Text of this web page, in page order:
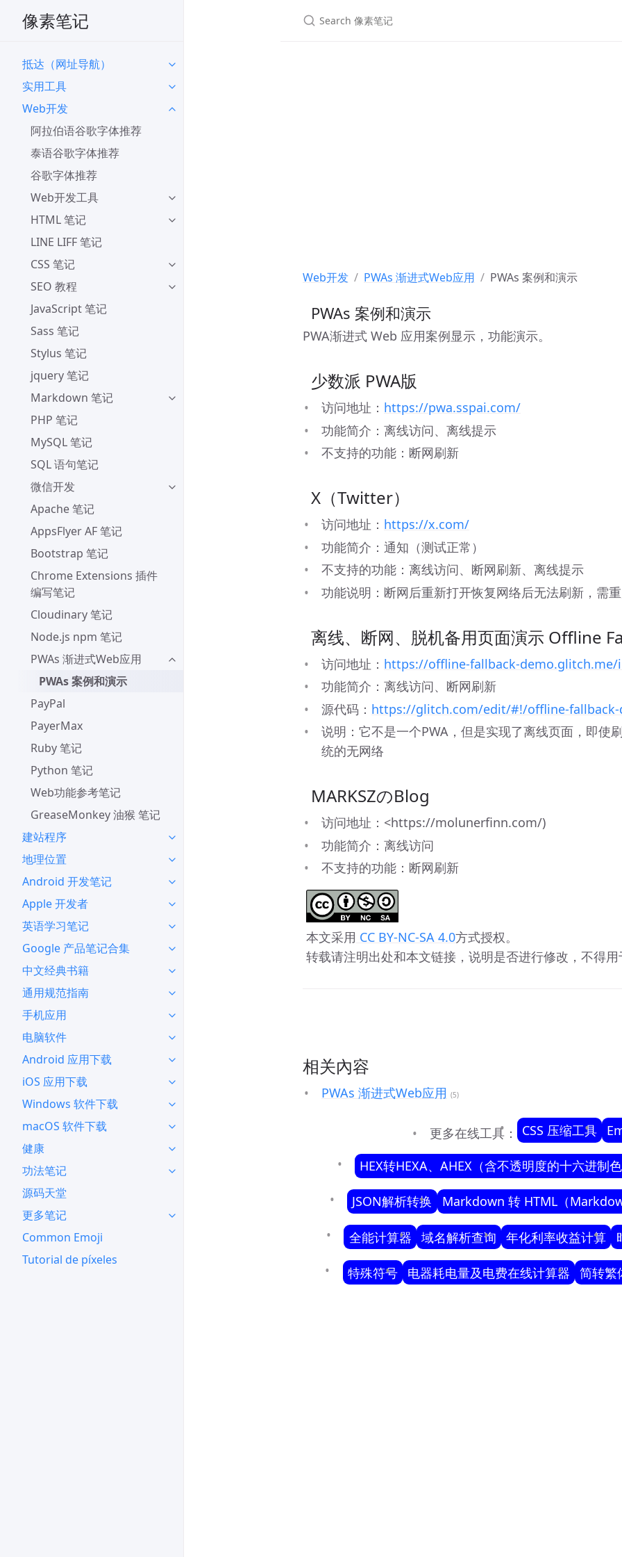
像素笔记
抵达（网址导航）
实用工具
Web开发
阿拉伯语谷歌字体推荐
泰语谷歌字体推荐
谷歌字体推荐
Web开发工具
HTML 笔记
LINE LIFF 笔记
CSS 笔记
SEO 教程
JavaScript 笔记
Sass 笔记
Stylus 笔记
jquery 笔记
Markdown 笔记
PHP 笔记
MySQL 笔记
SQL 语句笔记
微信开发
Apache 笔记
AppsFlyer AF 笔记
Bootstrap 笔记
Chrome Extensions 插件
编写笔记
Cloudinary 笔记
Node.js npm 笔记
PWAs 渐进式Web应用
PWAs 案例和演示
PayPal
PayerMax
Ruby 笔记
Python 笔记
Web功能参考笔记
GreaseMonkey 油猴 笔记
建站程序
地理位置
Android 开发笔记
Apple 开发者
英语学习笔记
Google 产品笔记合集
中文经典书籍
通用规范指南
手机应用
电脑软件
Android 应用下载
iOS 应用下载
Windows 软件下载
macOS 软件下载
健康
功法笔记
源码天堂
更多笔记
Common Emoji
Tutorial de píxeles
Web开发 PWAs 渐进式Web应用 PWAs 案例和演示
PWAs 案例和演示
PWA渐进式 Web 应用案例显示，功能演示。
少数派 PWA版
访问地址： https://pwa.sspai.com/
功能简介：离线访问、离线提示
不支持的功能：断网刷新
X（Twitter）
访问地址： https://x.com/
功能简介：通知（测试正常）
不支持的功能：离线访问、断网刷新、离线提示
功能说明：断网后重新打开恢复网络后无法刷新，需
离线、断网、脱机备用页面演示 Offline
访问地址： https://offline-fallback-
功能简介：离线访问、断网刷新
源代码： https://glitch.com/edit/#!/offline-fallback-
说明：它不是一个PWA，但是实现了离线页面，即使
统的无网络
MARKSZのBlog
访问地址：<https://molunerfinn.com/)
功能简介：离线访问
不支持的功能：断网刷新
本文采用 CC BY-NC-SA 4.0方式授权。
转载请注明出处和本文链接，说明是否进行修改，不得
相关內容
PWAs 渐进式Web应用 (5)
更多在线工具： CSS 压缩工具
HEX转HEXA、AHEX（含不透明度的十六进制
JSON解析转换 Markdown 转 HTML（
全能计算器 域名解析查询 年化利率收益计算
特殊符号 电器耗电量及电费在线计算器 简转繁